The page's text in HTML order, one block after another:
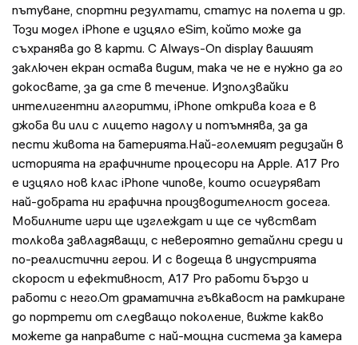
пътуване, спортни резултати, статус на полета и др.
Този модел iPhone е изцяло eSim, който може да
съхранява до 8 карти. С Always-On display вашият
заключен екран остава видим, така че не е нужно да го
докосвате, за да сте в течение. Използвайки
интелигентни алгоритми, iPhone открива кога е в
джоба ви или с лицето надолу и потъмнява, за да
пести живота на батерията.Най-големият редизайн в
историята на графичните процесори на Apple. A17 Pro
е изцяло нов клас iPhone чипове, които осигуряват
най-добрата ни графична производителност досега.
Мобилните игри ще изглеждат и ще се чувстват
толкова завладяващи, с невероятно детайлни среди и
по-реалистични герои. И с водеща в индустрията
скорост и ефективност, A17 Pro работи бързо и
работи с него.От драматична гъвкавост на рамкиране
до портрети от следващо поколение, вижте какво
можете да направите с най-мощна система за камера